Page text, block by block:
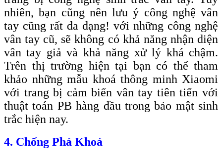
nhiên, bạn cũng nên lưu ý công nghệ vân
tay cũng rất đa dạng! với những công nghệ
vân tay cũ, sẽ không có khả năng nhận diện
vân tay giả và khả năng xử lý khá chậm.
Trên thị trường hiện tại bạn có thể tham
khảo những mẫu khoá thông minh Xiaomi
với trang bị cảm biến vân tay tiên tiến với
thuật toán PB hàng đầu trong bảo mật sinh
trắc hiện nay.
4. Chống Phá Khoá